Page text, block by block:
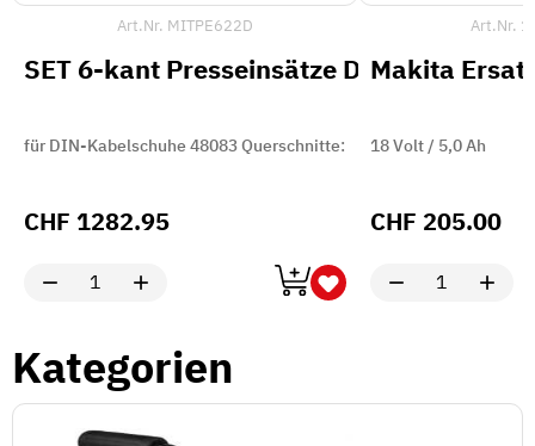
Art.Nr. MITPE622D
SET 6-kant Presseinsätze D62-01
für DIN-Kabelschuhe 48083 Querschnitte:
CHF 1282.95
Art.Nr.
Makita
18 Volt / 5,0 Ah
CHF 205.00
Kategorien